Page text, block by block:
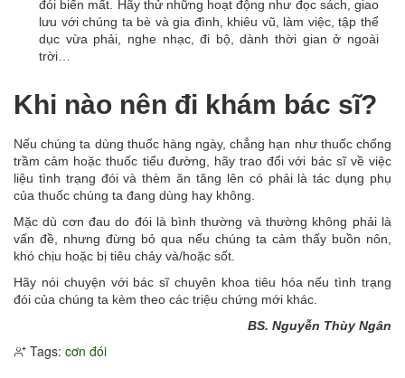
đói biến mất. Hãy thử những hoạt động như đọc sách, giao
lưu với chúng ta bè và gia đình, khiêu vũ, làm việc, tập thể
dục vừa phải, nghe nhạc, đi bộ, dành thời gian ở ngoài
trời…
Khi nào nên đi khám bác sĩ?
Nếu chúng ta dùng thuốc hàng ngày, chẳng hạn như thuốc chống
trầm cảm hoặc thuốc tiểu đường, hãy trao đổi với bác sĩ về việc
liệu tình trạng đói và thèm ăn tăng lên có phải là tác dụng phụ
của thuốc chúng ta đang dùng hay không.
Mặc dù cơn đau do đói là bình thường và thường không phải là
vấn đề, nhưng đừng bỏ qua nếu chúng ta cảm thấy buồn nôn,
khó chịu hoặc bị tiêu chảy và/hoặc sốt.
Hãy nói chuyện với bác sĩ chuyên khoa tiêu hóa nếu tình trạng
đói của chúng ta kèm theo các triệu chứng mới khác.
BS. Nguyễn Thùy Ngân
Tags: cơn đói